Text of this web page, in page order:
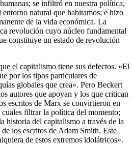
se infiltró en nuestra política,
natural que habitamos; e hizo
de la vida económica. La
revolución cuyo núcleo fundamental
constituye un estado de revolución
el capitalismo tiene sus defectos. «El
por los tipos particulares de
globales que crea». Pero Beckert
autores que apoyan y los que critican
escritos de Marx se convirtieron en
cuales filtrar la política del momento;
historia del capitalismo a través de la
los escritos de Adam Smith. Este
de estos extremos idolátricos».